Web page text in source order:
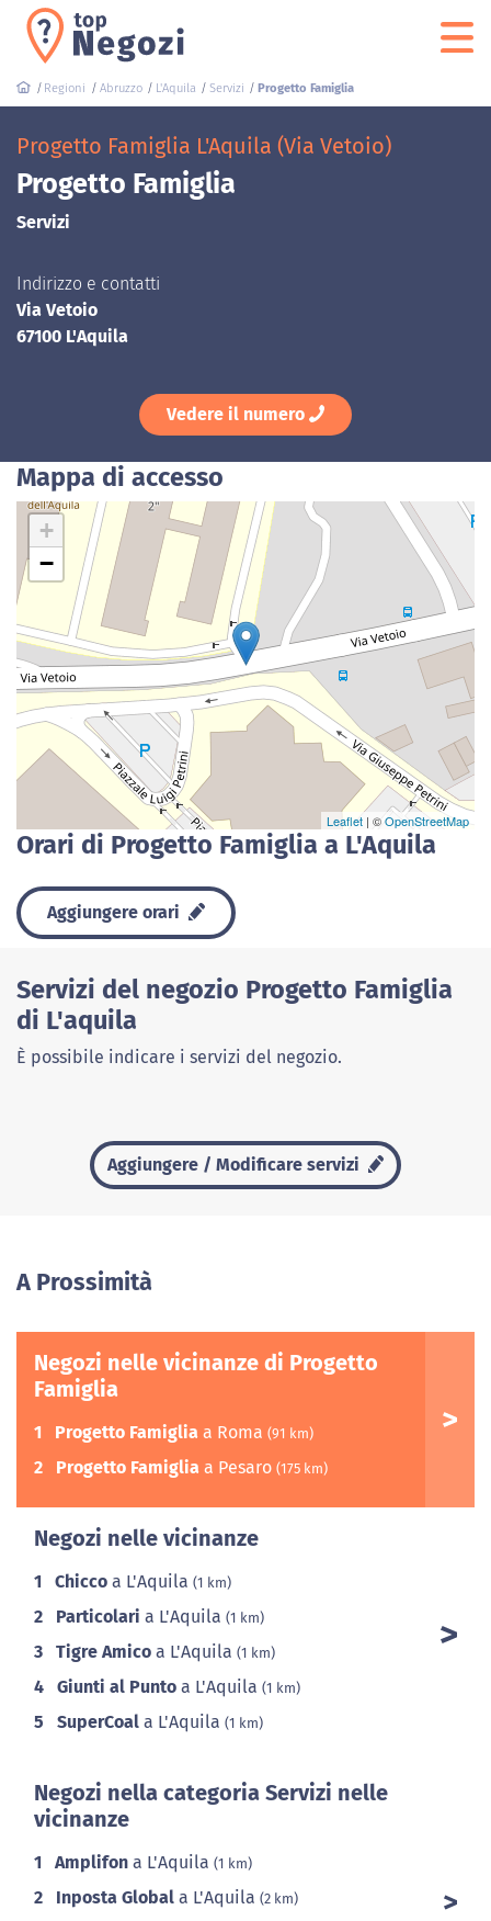
Regioni Abruzzo L'Aquila Servizi Progetto Famiglia
Progetto Famiglia L'Aquila (Via Vetoio)
Progetto Famiglia
Servizi
Indirizzo e contatti
Via Vetoio
67100 L'Aquila
Vedere il numero
Mappa di accesso
+
−
Leaflet | ©OpenStreetMap
Orari di Progetto Famiglia a L'Aquila
Aggiungere orari
Servizi del negozio Progetto Famiglia
di L'aquila
È possibile indicare i servizi del negozio.
Aggiungere / Modificare servizi
A Prossimità
Negozi nelle vicinanze di Progetto
Famiglia
1 Progetto Famiglia a Roma (91 km)
2 Progetto Famiglia a Pesaro (175 km)
Negozi nelle vicinanze
1 Chicco a L'Aquila (1 km)
2 Particolari a L'Aquila (1 km)
3 Tigre Amico a L'Aquila (1 km)
4 Giunti al Punto a L'Aquila (1 km)
5 SuperCoal a L'Aquila (1 km)
Negozi nella categoria Servizi nelle
vicinanze
1 Amplifon a L'Aquila (1 km)
2 Inposta Global a L'Aquila (2 km)